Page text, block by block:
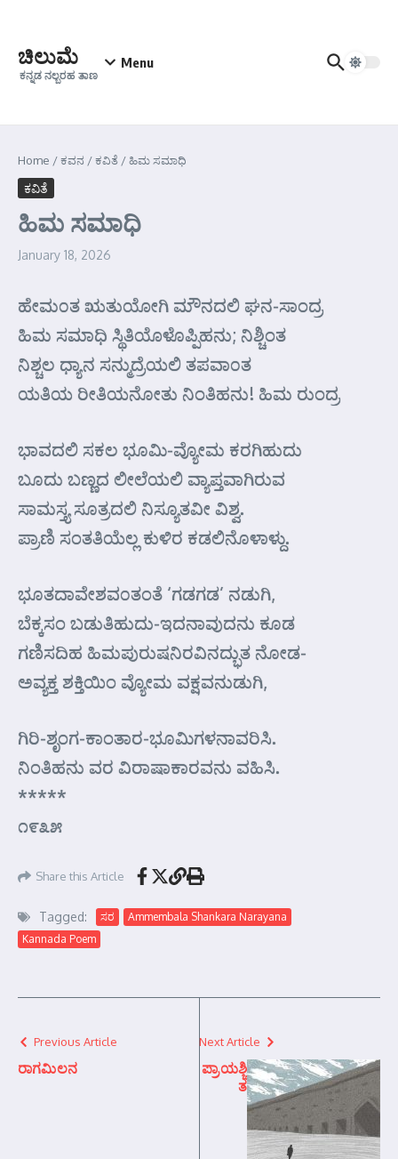
ಚಿಲುಮೆ
ಕನ್ನಡ ನಲ್ಬರಹ ತಾಣ
Menu
Home /ಕವನ /ಕವಿತೆ /ಹಿಮ ಸಮಾಧಿ
ಕವಿತೆ
ಹಿಮ ಸಮಾಧಿ
January 18, 2026
ಹೇಮ೦ತ ಋತುಯೋಗಿ ಮೌನದಲಿ ಘನ-ಸಾಂದ್ರ
ಹಿಮ ಸಮಾಧಿ ಸ್ಥಿತಿಯೊಳೊಪ್ಪಿಹನು; ನಿಶ್ಚಿಂತ
ನಿಶ್ಚಲ ಧ್ಯಾನ ಸನ್ಮುದ್ರೆಯಲಿ ತಪವಾ೦ತ
ಯತಿಯ ರೀತಿಯನೋತು ನಿಂತಿಹನು! ಹಿಮ ರುಂದ್ರ
ಭಾವದಲಿ ಸಕಲ ಭೂಮಿ-ವ್ಯೋಮ ಕರಗಿಹುದು
ಬೂದು ಬಣ್ಣದ ಲೀಲೆಯಲಿ ವ್ಯಾಪ್ತವಾಗಿರುವ
ಸಾಮಸ್ತ್ಯ ಸೂತ್ರದಲಿ ನಿಸ್ಯೂತವೀ ವಿಶ್ವ.
ಪ್ರಾಣಿ ಸಂತತಿಯೆಲ್ಲ ಕುಳಿರ ಕಡಲಿನೊಳಾಳ್ದು.
ಭೂತದಾವೇಶವ೦ತಂತೆ ‘ಗಡಗಡ’ ನಡುಗಿ,
ಬೆಕ್ಕಸಂ ಬಡುತಿಹುದು-ಇದನಾವುದನು ಕೂಡ
ಗಣಿಸದಿಹ ಹಿಮಪುರುಷನಿರವಿನದ್ಭುತ ನೋಡ-
ಅವ್ಯಕ್ತ ಶಕ್ತಿಯಿಂ ವ್ಯೋಮ ವಕ್ಷವನುಡುಗಿ,
ಗಿರಿ-ಶೃಂಗ-ಕಾಂತಾರ-ಭೂಮಿಗಳನಾವರಿಸಿ.
ನಿಂತಿಹನು ವರ ವಿರಾಷಾಕಾರವನು ವಹಿಸಿ.
*****
೧೯೩೫
Share this Article
Tagged: ಸರ
Ammembala Shankara Narayana
Kannada Poem
Previous Article
ರಾಗಮಿಲನ
Next Article
ಪ್ರಾಯಶ್ಚಿ
ತ